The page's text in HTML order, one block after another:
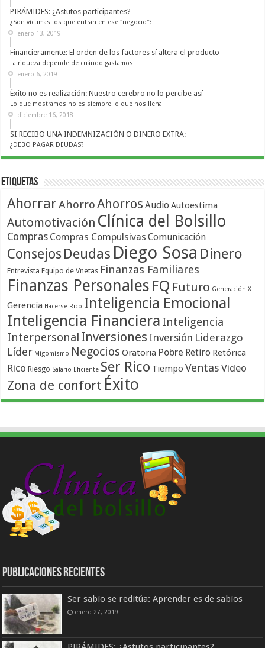
PIRÁMIDES: ¿Astutos participantes?
¿Son víctimas los que entran en ese "negocio"?
enero 13, 2019
Financieramente: El orden de los factores sí altera el producto
La riqueza depende de cuándo gastamos
enero 6, 2019
Éxito no es realización: Nuestro cerebro no lo percibe así
Lo que mostramos no es siempre lo que nos llena
diciembre 16, 2018
SI RECIBO UNA INDEMNIZACIÓN O DINERO EXTRA:
¿DEBO PAGAR DEUDAS?
Etiquetas
AhorrarAhorroAhorros Audio Autoestima
Automotivación Clínica del Bolsillo
Compras Compras Compulsivas Comunicación
Consejos Deudas Diego Sosa Dinero
Entrevista Equipo de Vnetas Finanzas Familiares
Finanzas Personales FQ Futuro Generación X
Gerencia Hacerse Rico Inteligencia Emocional
Inteligencia Financiera Inteligencia
Interpersonal Inversiones Inversión Liderazgo
Líder Migomismo Negocios Oratoria Pobre Retiro Retórica
Rico Riesgo Salario Eficiente Ser Rico Tiempo Ventas Video
Zona de confort Éxito
Publicaciones Recientes
Ser sabio se reditúa: Aprender es de sabios
enero 27, 2019